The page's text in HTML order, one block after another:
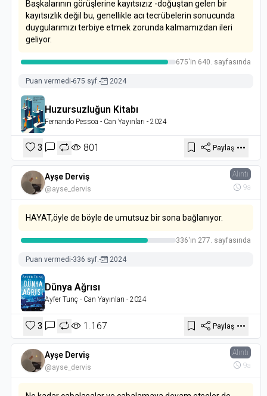
Başkalarının görüşlerine kayıtsızız -doğuştan gelen bir
kayıtsızlık değil bu, genellikle acı tecrübelerin sonucunda
duygularımızı terbiye etmek zorunda kalmamızdan ileri
geliyor.
675'in 640. sayfasında
Puan vermedi-675 syf.- 2024
Huzursuzluğun Kitabı
Fernando Pessoa - Can Yayınları - 2024
3 801 Paylaş
Ayşe Derviş
@ayse_dervis
Alıntı
9a
HAYAT,öyle de böyle de umutsuz bir sona bağlanıyor.
336'ın 277. sayfasında
Puan vermedi-336 syf.- 2024
Dünya Ağrısı
Ayfer Tunç - Can Yayınları - 2024
3 1.167 Paylaş
Ayşe Derviş
@ayse_dervis
Alıntı
9a